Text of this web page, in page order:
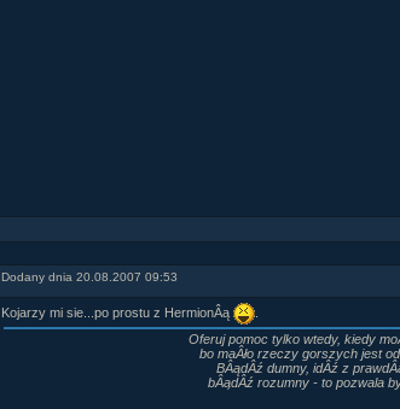
Dodany dnia 20.08.2007 09:53
Kojarzy mi sie...po prostu z HermionÂą
Oferuj pomoc tylko wtedy, kiedy
bo maÂło rzeczy gorszych jest
BÂądÂź dumny, idÂź z
bÂądÂź rozumny - to pozwala